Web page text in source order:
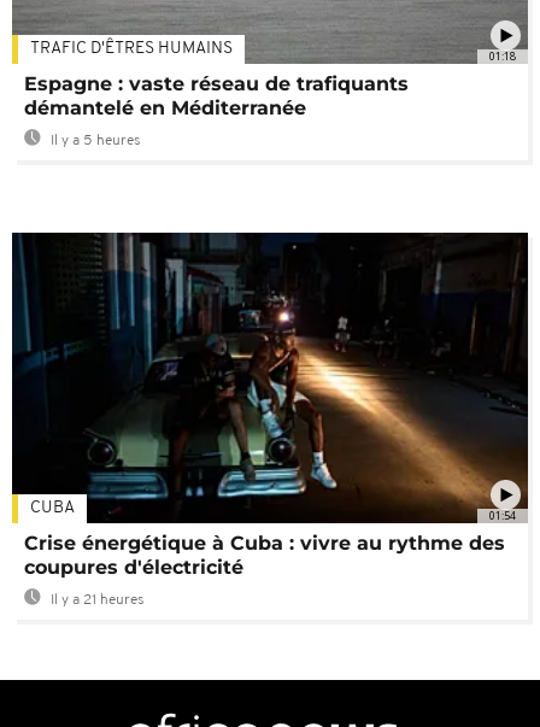
01:18
TRAFIC D'ÊTRES HUMAINS
Espagne : vaste réseau de trafiquants
démantelé en Méditerranée
Il y a 5 heures
01:54
CUBA
Crise énergétique à Cuba : vivre au rythme des
coupures d'électricité
Il y a 21 heures